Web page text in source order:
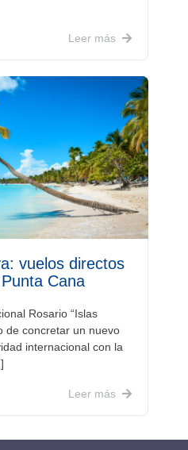
Leer más
vuelos directos
Cana
Rosario “Islas
de concretar un nuevo
internacional con la
Leer más